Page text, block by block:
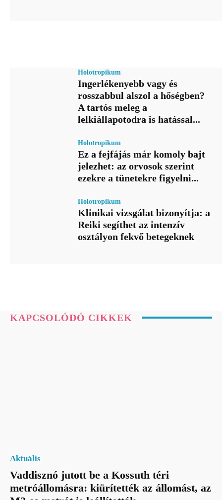
Holotropikum
Ingerlékenyebb vagy és
rosszabbul alszol a hőségben?
A tartós meleg a
lelkiállapotodra is hatással...
Holotropikum
Ez a fejfájás már komoly bajt
jelezhet: az orvosok szerint
ezekre a tünetekre figyelni...
Holotropikum
Klinikai vizsgálat bizonyítja: a
Reiki segíthet az intenzív
osztályon fekvő betegeknek
KAPCSOLÓDÓ CIKKEK
Aktuális
Vaddisznó jutott be a Kossuth téri
metróállomásra: kiürítették az állomást, az